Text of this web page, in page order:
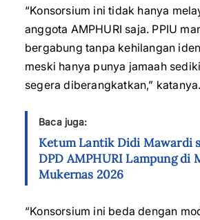
“Konsorsium ini tidak hanya
anggota AMPHURI saja. PPIU
bergabung tanpa kehilangan
meski hanya punya jamaah
segera diberangkatkan,” katanya.
Baca juga:
Ketum Lantik Didi Mawardi
DPD AMPHURI Lampung di
Mukernas 2026
“Konsorsium ini beda dengan